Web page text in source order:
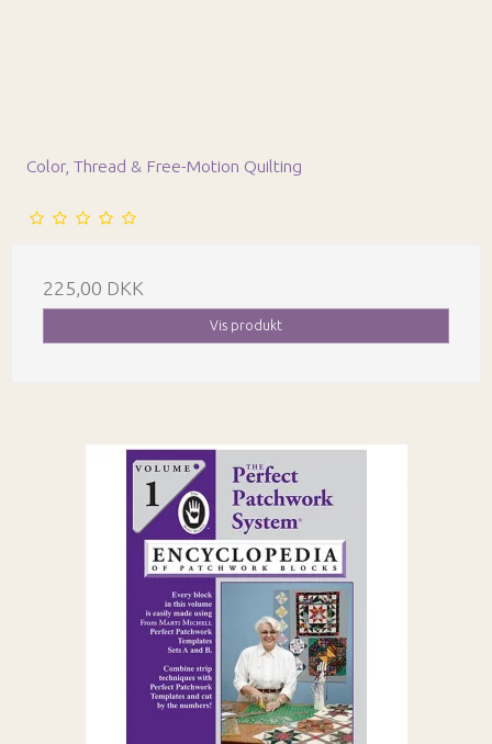
Color, Thread & Free-Motion Quilting
225,00 DKK
Vis produkt